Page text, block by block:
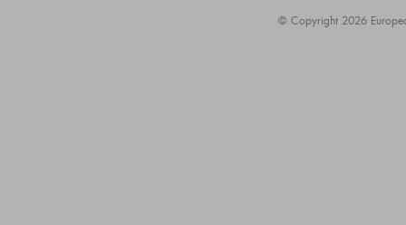
© Copyright 2026